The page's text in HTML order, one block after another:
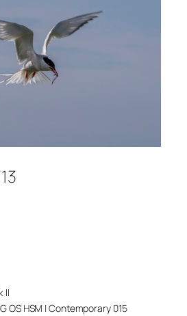
II
OS HSM | Contemporary 015